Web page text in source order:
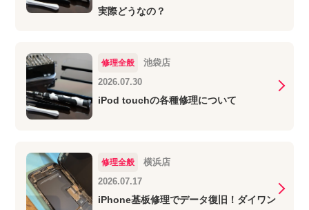
実際どうなの？
修理全般
池袋店
2026.07.30
iPod touchの各種修理について
修理全般
横浜店
2026.07.17
iPhone基板修理でデータ復旧！ダイワン